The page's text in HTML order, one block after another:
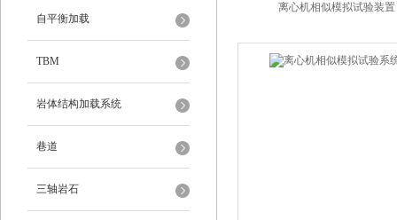
自平衡加载
TBM
岩体结构加载系统
巷道
三轴岩石
离心机相似模拟试验装置